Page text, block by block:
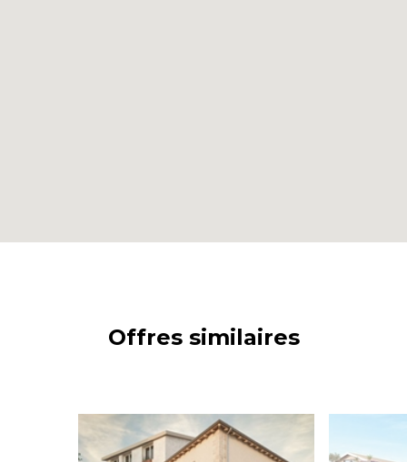
Offres similaires